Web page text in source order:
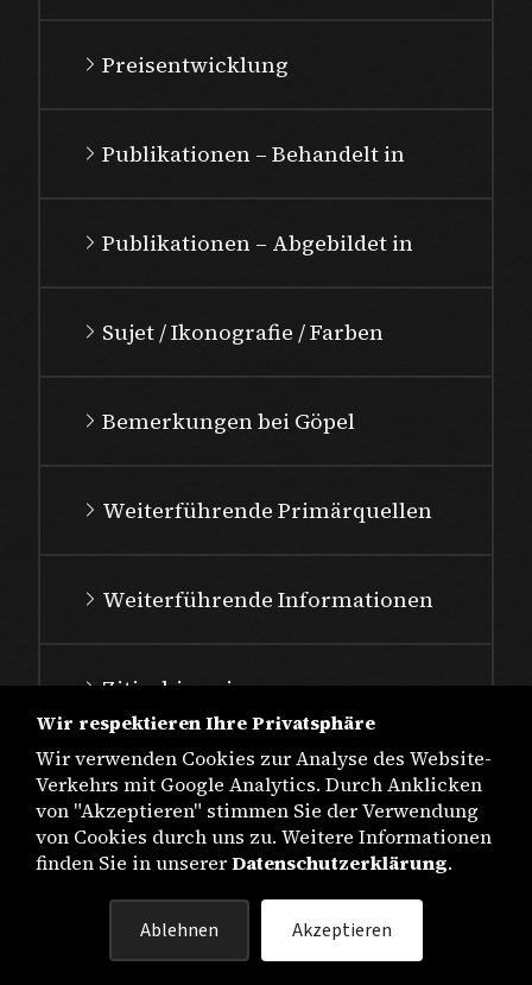
Preisentwicklung
Publikationen – Behandelt in
Publikationen – Abgebildet in
Sujet / Ikonografie / Farben
Bemerkungen bei Göpel
Weiterführende Primärquellen
Weiterführende Informationen
Zitierhinweis
DATENSCHUTZ
Wir respektieren Ihre Privatsphäre
Wir verwenden Cookies zur Analyse des Website-
Verkehrs mit Google Analytics. Durch Anklicken
von "Akzeptieren" stimmen Sie der Verwendung
von Cookies durch uns zu. Weitere Informationen
finden Sie in unsererDatenschutzerklärung.
Ablehnen Akzeptieren